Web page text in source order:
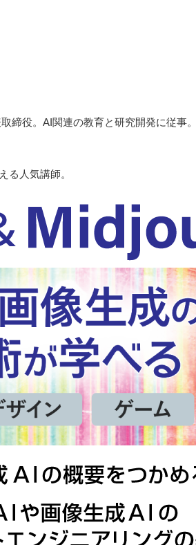
締役。AI関連の教育と研究開発に従事
る人気講師。